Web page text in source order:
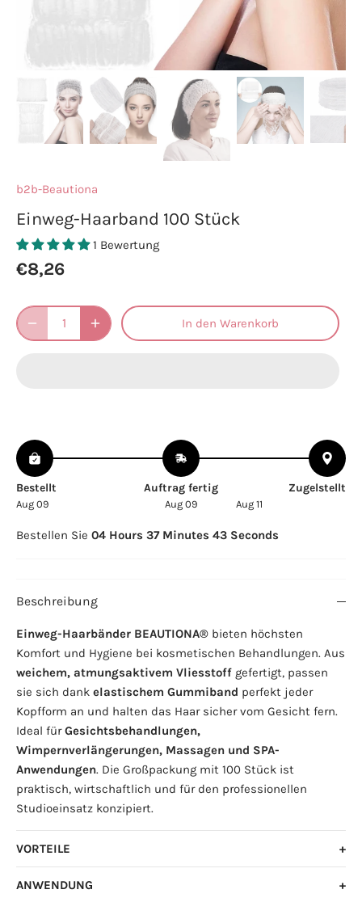
b2b-Beautiona
Einweg-Haarband 100 Stück
1 Bewertung
€8,26
In den Warenkorb
Bestellt
Aug 09
Auftrag fertig
Aug 09
Zugelstellt
Aug 11
Bestellen Sie 04 Hours 37 Minutes 43 Seconds
Beschreibung
Einweg-Haarbänder BEAUTIONA® bieten höchsten
Komfort und Hygiene bei kosmetischen Behandlungen. Aus
weichem, atmungsaktivem Vliesstoff gefertigt, passen
sie sich dank elastischem Gummiband perfekt jeder
Kopfform an und halten das Haar sicher vom Gesicht fern.
Ideal fürGesichtsbehandlungen,
Wimpernverlängerungen, Massagen und SPA-
Anwendungen. Die Großpackung mit 100 Stück ist
praktisch, wirtschaftlich und für den professionellen
Studioeinsatz konzipiert.
VORTEILE
ANWENDUNG